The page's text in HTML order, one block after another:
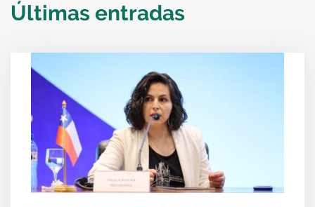
Últimas entradas